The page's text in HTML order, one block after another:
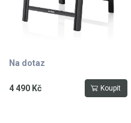
Na dotaz
4 490 Kč Koupit